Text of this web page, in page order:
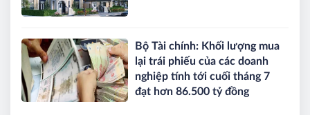
Bộ Tài chính: Khối lượng mua
lại trái phiếu của các doanh
nghiệp tính tới cuối tháng 7
đạt hơn 86.500 tỷ đồng